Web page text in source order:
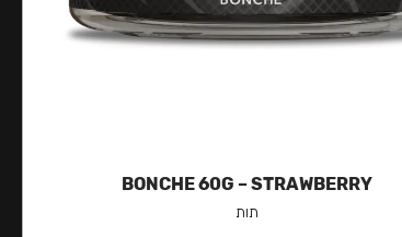
BONCHE 60G – STRAWBERRY
תות